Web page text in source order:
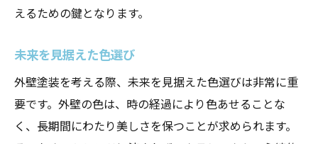
えるための鍵となります。
未来を見据えた色選び
外壁塗装を考える際、未来を見据えた色選びは非常に重
要です。外壁の色は、時の経過により色あせることな
く、長期間にわたり美しさを保つことが求められます。